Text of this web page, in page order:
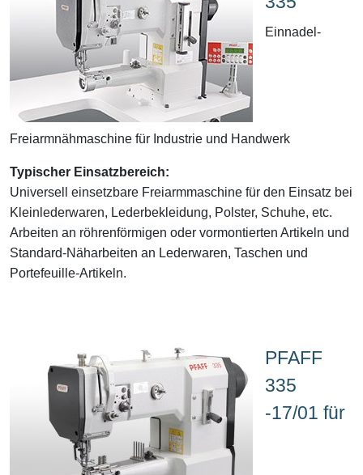
Einnadel-
Freiarmnähmaschine für Industrie und Handwerk
Typischer Einsatzbereich:
Universell einsetzbare Freiarmmaschine für den Einsatz bei
Kleinlederwaren, Lederbekleidung, Polster, Schuhe, etc.
Arbeiten an röhrenförmigen oder vormontierten Artikeln und
Standard-Näharbeiten an Lederwaren, Taschen und
Portefeuille-Artikeln.
PFAFF
335
-17/01 für